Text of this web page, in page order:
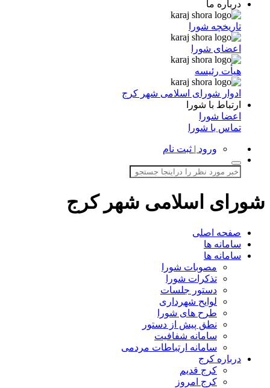
درباره ما
تاریخچه شورا
اعضای شورا
هیأت رئیسه
ادوار شورای اسلامی شهر کرج
ارتباط با شورا
اعضا شورا
تماس با شورا
ورود | ثبت نام
شورای اسلامی شهر کرج
صفحه اصلی
سامانه ها
سامانه ها
مصوبات شورا
تذکرات شورا
دستور جلسات
لوایح شهرداری
طرح های شورا
نطق پیش از دستور
سامانه شفافیت
سامانه ارتباطات مردمی
درباره کرج
کرج قدیم
کرج امروز